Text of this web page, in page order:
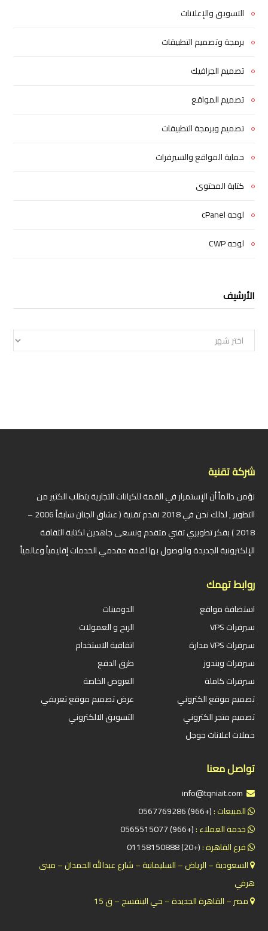
التسويق والإعلانات
برمجة وتصميم التطبيقات
تصميم الجرافيك
تصميم المواقع
تصميم وبرمجة التطبيقات
حماية المواقع والسيرفرات
كتابة المحتوى
لوحه cPanel
لوحه CWP
الأرشيف
الأرشيف
شركة تقنية
نؤمن دائماً أن الإستمرار في القمة للكيانات التجارية يتطلب الكثير من
التطوير , لذلك نحن في 2018 نقدم تقنية ( عشاق الجنان سابقاً 2006 –
2018 ) بفكر تطويري تقني متقدم ونسعى جاهدين لكتابة الثقافة
الإلكترونية الجديدة والوصول بها لقمة مقدمي الخدمات إقليمياً وعالمياً
روابط تهمك
استضافة مواقع
سيرفرات VPS
سيرفرات VPS مدارة
سيرفرات ويندوز
سيرفرات كاملة
تصميم موقع الكتروني
تصميم متجر الكتروني
حملات اعلانات جوجل
الدومينات
الربح و العمولات
اتفاقية الاستخدام
طرق الدفع
العروض الخاصة
عرض تصميم موقع تعريفي
التسويق الالكتروني
تواصل معنا
المبيعات :(+966) 0567769286
خدمة العملاء :(+966) 0565515077
فرع القاهرة :(+20) 01158150888
السعودية – الرياض – السليمانية – شارع عبدالله الحمدان – مبنى
هرفي
مصر – القاهرة الجديدة – حي البنفسج – ق 15